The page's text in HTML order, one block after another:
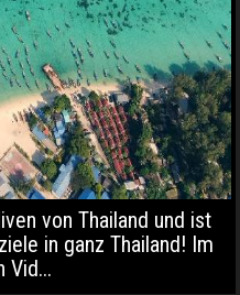
von Thailand und ist
in ganz Thailand! Im
Vid...